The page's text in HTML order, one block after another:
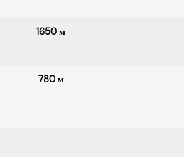
1650 м
780 м